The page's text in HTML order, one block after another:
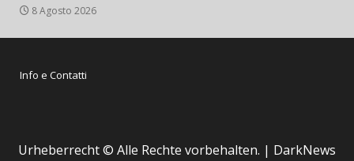
8 Agosto 2026
Info e Contatti
Urheberrecht © Alle Rechte vorbehalten. | DarkNews